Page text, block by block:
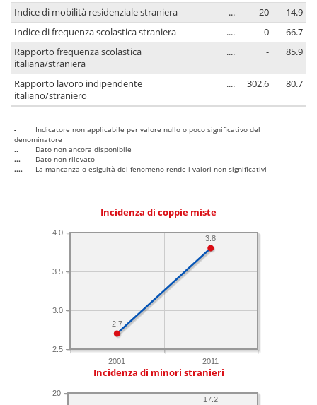
Indice di mobilità residenziale straniera
... 20
14.9
Indice di frequenza scolastica straniera
.... 0
66.7
Rapporto frequenza scolastica
italiana/straniera
.... - 85.9
Rapporto lavoro indipendente
italiano/straniero
.... 302.6 80.7
-
Indicatore non applicabile per valore nullo o poco significativo del
denominatore
..
Dato non ancora disponibile
...
Dato non rilevato
....
La mancanza o esiguità del fenomeno rende i valori non significativi
Incidenza di coppie miste
2001 2011
2.5
3.0
3.5
4.0
3.8
2.7
Incidenza di minori stranieri
20
17.2